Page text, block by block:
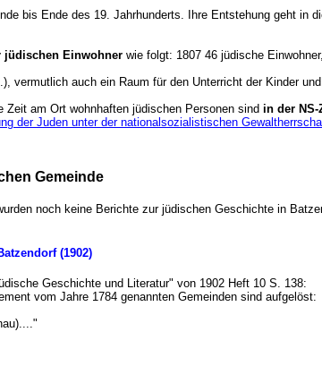
bis Ende des 19. Jahrhunderts. Ihre Entstehung geht in
jüdischen Einwohner wie folgt: 1807 46 jüdische
vermutlich auch ein Raum für den Unterricht der Kinder
Zeit am Ort wohnhaften jüdischen Personen sind in der
der Juden unter der nationalsozialistischen
Gemeinde
noch keine Berichte zur jüdischen Geschichte in
Batzendorf (1902)
Geschichte und Literatur" von 1902 Heft 10 S. 138:
vom Jahre 1784 genannten Gemeinden sind aufgelöst: